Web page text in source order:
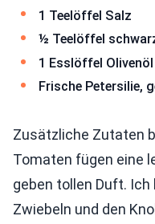
1 Teelöffel Salz
½ Teelöffel
1 Esslöffel Olivenöl
Frische Petersilie,
Zusätzliche Zutaten
Tomaten fügen eine
geben tollen Duft. Ich
Zwiebeln und den